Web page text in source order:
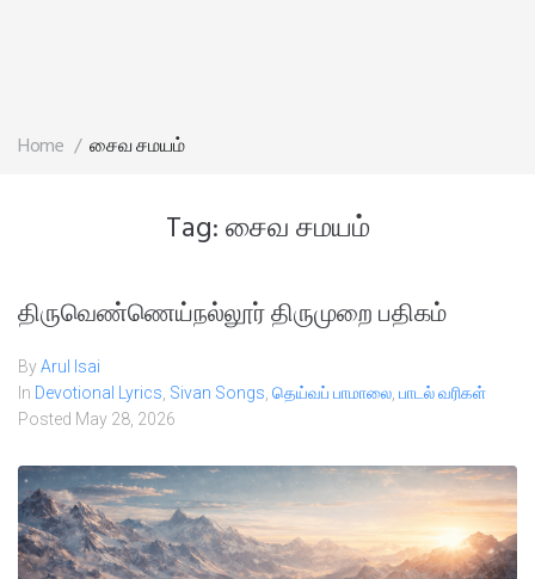
Home / சைவ சமயம்
Tag:சைவ சமயம்
திருவெண்ணெய்நல்லூர் திருமுறை பதிகம்
ByArul Isai
In Devotional Lyrics Sivan Songs தெய்வப் பாமாலை பாடல் வரிகள்
Posted May 28, 2026